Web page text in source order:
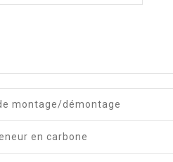
montage/démontage
en carbone